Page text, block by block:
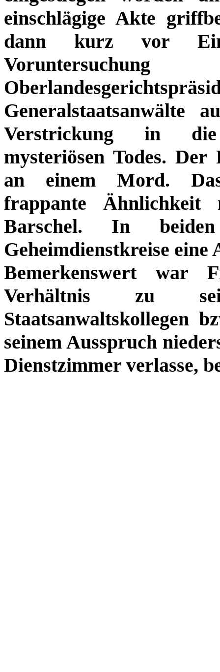
einschlägige Akte
dann kurz vor
Generalstaatsanwälte
Verstrickung in die
mysteriösen Todes.
an einem Mord. Das
frappante
Barschel. In
Geheimdienstkreise
Bemerkenswert war
Verhältnis zu
Staatsanwaltskollegen
seinem Ausspruch
Dienstzimmer verlasse,